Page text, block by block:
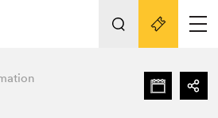
2022 Nos activités